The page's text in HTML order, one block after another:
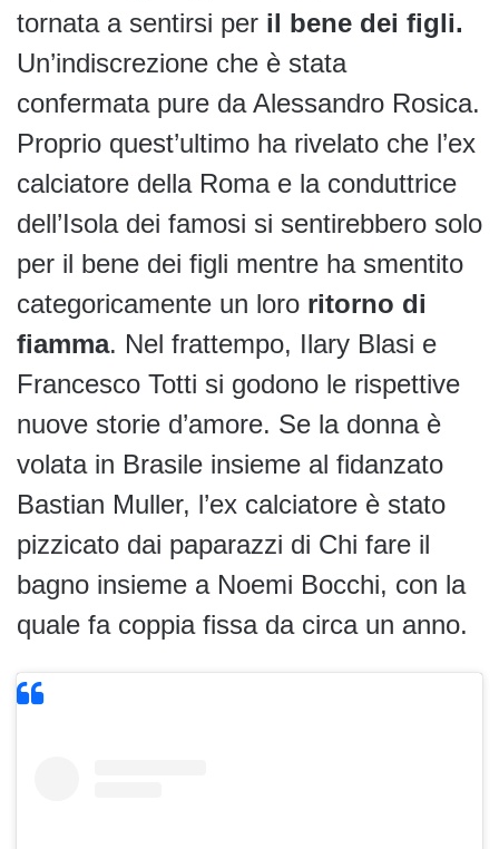
tornata a sentirsi per il bene dei figli.
Un’indiscrezione che è stata
confermata pure da Alessandro Rosica.
Proprio quest’ultimo ha rivelato che l’ex
calciatore della Roma e la conduttrice
dell’Isola dei famosi si sentirebbero solo
per il bene dei figli mentre ha smentito
categoricamente un loro ritorno di
fiamma. Nel frattempo, Ilary Blasi e
Francesco Totti si godono le rispettive
nuove storie d’amore. Se la donna è
volata in Brasile insieme al fidanzato
Bastian Muller, l’ex calciatore è stato
pizzicato dai paparazzi di Chi fare il
bagno insieme a Noemi Bocchi, con la
quale fa coppia fissa da circa un anno.